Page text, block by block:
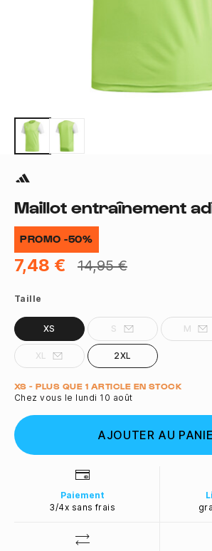
Maillot entraînement
PROMO -50%
7,48 € 14,95 €
Taille
XS S M
XL 2XL
Quantité
XS - PLUS QUE 1 ARTICLE EN STOCK
Chez vous le lundi 10 août
AJOUTER AU
Paiement
3/4x sans frais